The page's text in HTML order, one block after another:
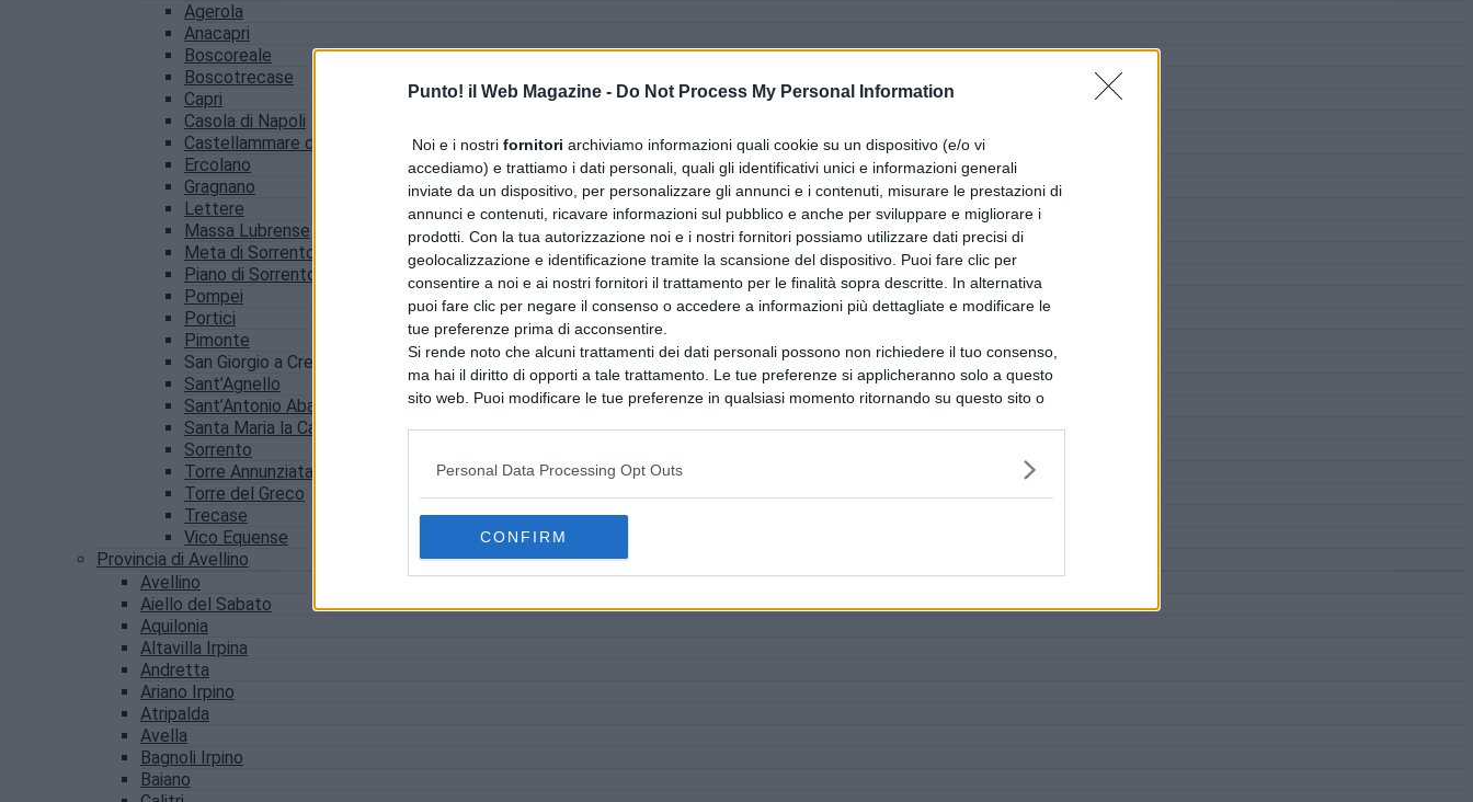
Punto! il Web Magazine - Do Not Process My Personal Information
Noi e i nostri fornitori archiviamo informazioni quali cookie su un dispositivo (e/o vi
accediamo) e trattiamo i dati personali, quali gli identificativi unici e informazioni generali
inviate da un dispositivo, per personalizzare gli annunci e i contenuti, misurare le prestazioni di
annunci e contenuti, ricavare informazioni sul pubblico e anche per sviluppare e migliorare i
prodotti. Con la tua autorizzazione noi e i nostri fornitori possiamo utilizzare dati precisi di
geolocalizzazione e identificazione tramite la scansione del dispositivo. Puoi fare clic per
consentire a noi e ai nostri fornitori il trattamento per le finalità sopra descritte. In alternativa
puoi fare clic per negare il consenso o accedere a informazioni più dettagliate e modificare le
tue preferenze prima di acconsentire.
Si rende noto che alcuni trattamenti dei dati personali possono non richiedere il tuo consenso,
ma hai il diritto di opporti a tale trattamento. Le tue preferenze si applicheranno solo a questo
sito web. Puoi modificare le tue preferenze in qualsiasi momento ritornando su questo sito o
Personal Data Processing Opt Outs
CONFIRM
Agerola
Anacapri
Boscoreale
Boscotrecase
Capri
Casola di Napoli
Castellammare di Stabia
Ercolano
Gragnano
Lettere
Massa Lubrense
Meta di Sorrento
Piano di Sorrento
Pompei
Portici
Pimonte
San Giorgio a Cremano
Sant’Agnello
Sant’Antonio Abate
Santa Maria la Carità
Sorrento
Torre Annunziata
Torre del Greco
Trecase
Vico Equense
Provincia di Avellino
Avellino
Aiello del Sabato
Aquilonia
Altavilla Irpina
Andretta
Ariano Irpino
Atripalda
Avella
Bagnoli Irpino
Baiano